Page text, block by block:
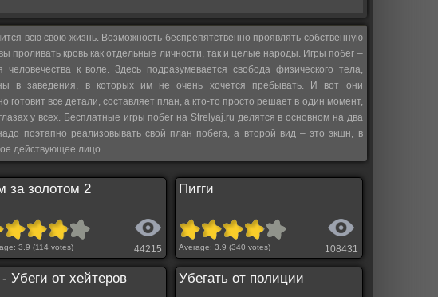
всю свою жизнь. Возможность беспрепятственно проявлять собственную
проливать кровь как отдельные личности, так и целые народы. Игры побег –
к воле. Здесь подразумевается свобода физического тела,
в заведения, в которых им не очень хочется пребывать. И вот они
готовит все детали, составляет план, а кто-то просто решает в один момент,
у всех. Бесплатные игры побег на Strelyaj.ru делятся в основном на два
поэтапно реализовывать свой план побега, а второй вид – это экшн, в
действующее лицо.
за золотом 2
3.9 (114 votes) 44215
Пигги
Average: 3.9 (340 votes) 108431
Убеги от хейтеров Убегать от полиции